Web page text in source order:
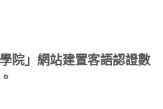
院」網站建置客語認證數